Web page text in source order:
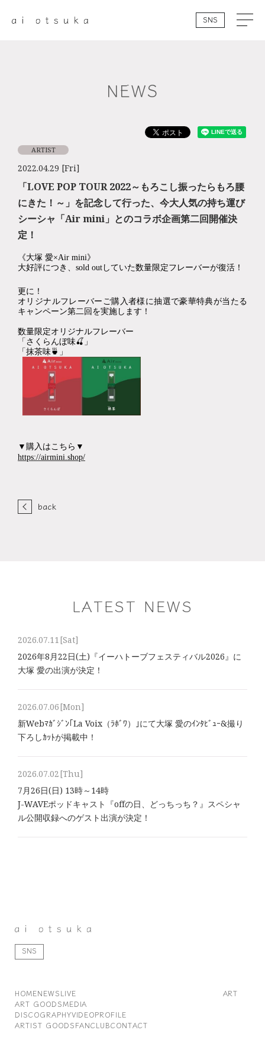
SNS
NEWS
2022.04.29 [Fri]
ARTIST
「LOVE POP TOUR 2022～もろこし振ったらもろ腰
にきた！～」を記念して行った、今大人気の持ち運び
シーシャ「Air mini」とのコラボ企画第二回開催決
定！
《大塚 愛×Air mini》
大好評につき、sold outしていた数量限定フレーバーが復活！
更に！
オリジナルフレーバーご購入者様に抽選で豪華特典が当たる
キャンペーン第二回を実施します！
数量限定オリジナルフレーバー
「さくらんぼ味🍒 」
「抹茶味🍵 」
▼購入はこちら▼
https://airmini.shop/
back
LATEST NEWS
2026.07.11[Sat]
2026年8⽉22⽇(土)『イーハトーブフェスティバル2026』に
大塚 愛の出演が決定！
2026.07.06[Mon]
新Webﾏｶﾞｼﾞﾝ｢La Voix（ﾗﾎﾞﾜ）｣にて大塚 愛のｲﾝﾀﾋﾞｭｰ&撮り
下ろしｶｯﾄが掲載中！
2026.07.02[Thu]
7月26日(日) 13時～14時
J-WAVEポッドキャスト『offの日、どっちっち？』スペシャ
ル公開収録へのゲスト出演が決定！
SNS
HOMENEWSLIVE
ART
ART GOODSMEDIA
DISCOGRAPHYVIDEOPROFILE
ARTIST GOODSFANCLUBCONTACT